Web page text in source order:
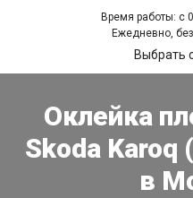
Время работы: с
Ежедневно,
Выбрать
Оклейка
Skoda
в